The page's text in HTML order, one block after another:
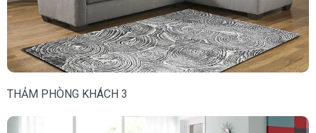
THẢM PHÒNG KHÁCH 3